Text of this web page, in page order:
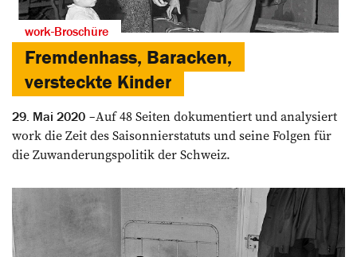
work-Broschüre
Fremdenhass, Baracken,
versteckte Kinder
29. Mai 2020
Auf 48 Seiten dokumentiert und analysiert
work die Zeit des ­Saisonnierstatuts und seine ­Folgen für
die Zuwanderungs­politik der Schweiz.